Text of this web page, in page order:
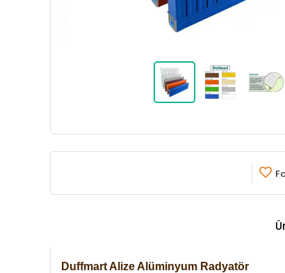
Duffmart Alize Alüminyum Radyatör